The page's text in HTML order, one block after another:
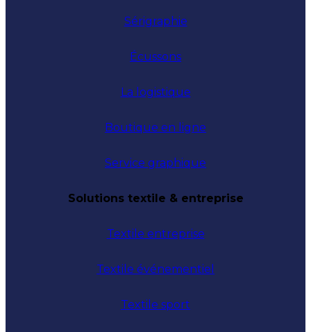
Sérigraphie
Écussons
La logistique
Boutique en ligne
Service graphique
Solutions textile & entreprise
Textile entreprise
Textile événementiel
Textile sport